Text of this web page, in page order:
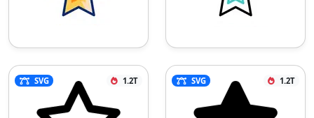
SVG 1.2T SVG 1.2T